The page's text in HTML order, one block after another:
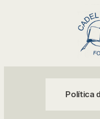
Política